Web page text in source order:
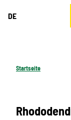
DE
Startseite